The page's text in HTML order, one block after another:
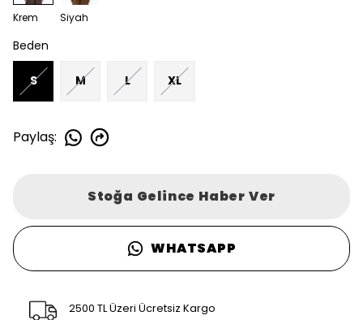
Krem Siyah
Beden
S M L XL
Paylaş:
Stoğa Gelince Haber Ver
WHATSAPP
2500 TL Üzeri Ücretsiz Kargo